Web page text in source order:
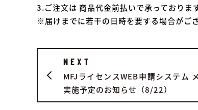
3.ご注文は 商品代金前払いで承っておりま
※届けまでに若干の日時を要する場合がご
NEXT
MFJライセンスWEB申請システム
実施予定のお知らせ（8/22）